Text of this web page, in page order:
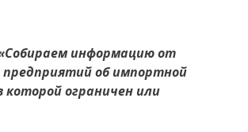
информацию от
предприятий об импортной
которой ограничен или